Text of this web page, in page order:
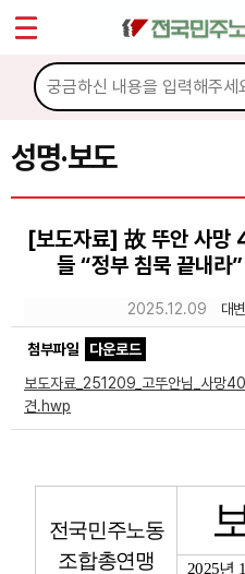
성명·보도
[보도자료] 故 뚜안 사망
들 “정부 침묵 끝내라
2025.12.09 대
첨부파일
다운로드
보도자료_251209_고뚜안님_사망
견.hwp
전국민주노동
조합총연맹
2025년
마이페이지
소개
소식
공지사항
성명·보도
노동상담
자료
업무
Sketchbook5,
Sketchbook5,